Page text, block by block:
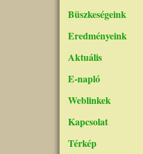
Büszkeségeink
Eredményeink
Aktuális
E-napló
Weblinkek
Kapcsolat
Térkép